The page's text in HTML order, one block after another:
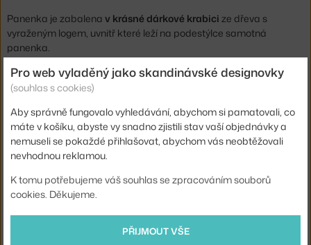
Panenka je zabalena v krásné dárkové krabici ze dřeva s
vyraženým logem, uvnitř které leží na podestýlce samotná
panenka.
Podívejte se, jak se Wood Doll vyrábějí.
Výška:
25,5 cm
Hloubka:
3,5 cm
Šířka:
4,5 cm
Materiál:
jedlové dřevo
Kód produktu VIT-21502716
4055737997600
Pro web vyladěný jako skandinávské designovky
(souhlas s cookies)
Aby správně fungovalo vyhledávání, abychom si pamatovali, co
máte v košíku, abyste vy snadno zjistili stav vaší objednávky a
nemuseli se pokaždé přihlašovat, abychom vás neobtěžovali
nevhodnou reklamou.
K tomu potřebujeme váš souhlas se zpracováním souborů
cookies. Děkujeme.
PŘIJMOUT VŠE